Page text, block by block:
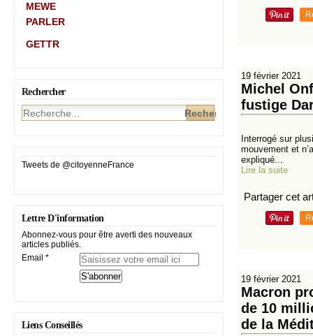
MEWE
PARLER
GETTR
Rechercher
Tweets de @citoyenneFrance
Lettre D'information
Abonnez-vous pour être averti des nouveaux
articles publiés.
Email
Liens Conseillés
19 février 2021
Michel
fustige
Interrogé sur
mouvement et
expliqué...
Lire la suite
Partager cet
19 février 2021
Macron
de 10
de la